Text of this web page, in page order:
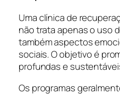
Uma clínica de
não trata apenas o uso
também aspectos
sociais. O objetivo é
profundas e
Os programas